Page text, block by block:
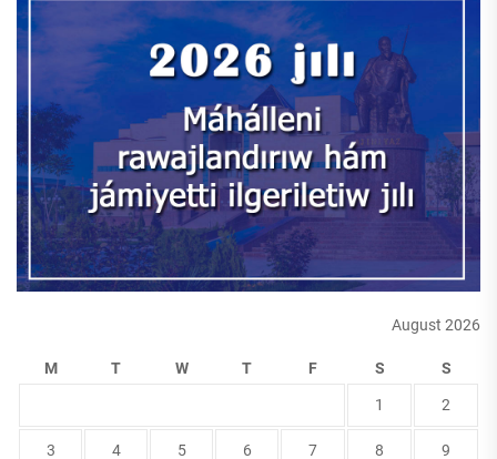
August 2026
M T W T F S S
1 2
3 4 5 6 7 8 9